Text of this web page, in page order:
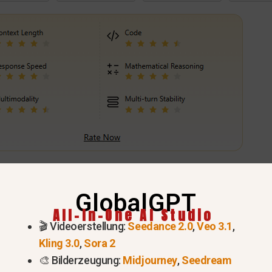
Excel-Daten analysieren
Fortgeschrittene Datenanalyse (Python)
GlobalGPT
All-In-One AI Studio
🎬 Videoerstellung: Seedance 2.0,Veo 3.1,
Kling 3.0,Sora 2
🎨 Bilderzeugung: Midjourney,Seedream